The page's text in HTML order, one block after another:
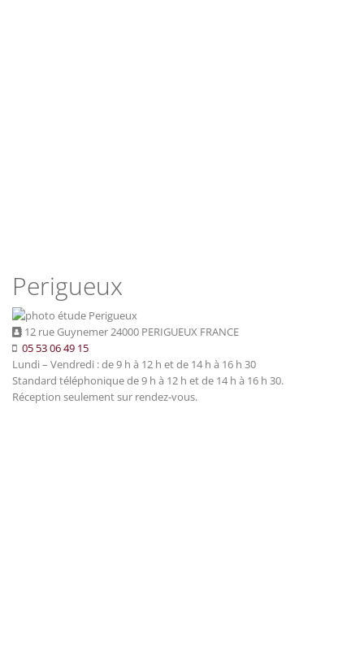
Perigueux
12 rue Guynemer 24000 PERIGUEUX FRANCE
05 53 06 49 15
Lundi – Vendredi : de 9 h à 12 h et de 14 h à 16 h 30
Standard téléphonique de 9 h à 12 h et de 14 h à 16 h 30.
Réception seulement sur rendez-vous.